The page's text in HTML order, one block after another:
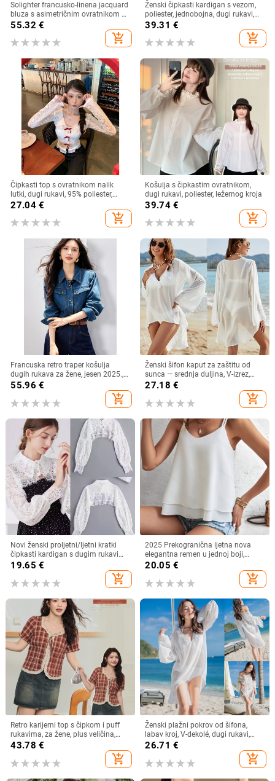
Solighter francusko-linena jacquard
bluza s asimetričnim ovratnikom za
žene, dugi rukavi, proljeće 2026
55.32 €
add_shopping_cart
Ženski čipkasti kardigan s vezom,
poliester, jednobojna, dugi rukavi,
dugi kroj
39.31 €
add_shopping_cart
Čipkasti top s ovratnikom nalik
lutki, dugi rukavi, 95% poliester,
kardigan stil, gradski stil
27.04€
add_shopping_cart
Košulja s čipkastim ovratnikom,
dugi rukavi, poliester, ležernog kroja
39.74€
add_shopping_cart
Francuska retro traper košulja
dugih rukava za žene, jesen 2025.,
nova ležerna, elegantna, svestrana,
55.96 €
add_shopping_cart
Ženski šifon kaput za zaštitu od
sunca — srednja duljina, V-izrez,
dugi rukav, široki kroj, 95% poliester
27.18 €
add_shopping_cart
Novi ženski proljetni/ljetni kratki
čipkasti kardigan s dugim rukavima
i lažnim ovratnikom, otporan na
19.65 €
add_shopping_cart
2025 Prekogranična ljetna nova
elegantna remen u jednoj boji,
jednostavna remen s V-izrezom
20.05 €
add_shopping_cart
Retro karijerni top s čipkom i puff
rukavima, za žene, plus veličina,
četvrtasti izrez
43.78 €
add_shopping_cart
Ženski plažni pokrov od šifona,
labav kroj, V-dekolé, dugi rukavi,
najlon/akril 95%+
26.71 €
add_shopping_cart